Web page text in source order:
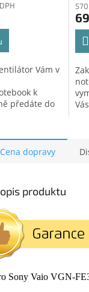
Vám v
k
předáte do
osobně
Cena dopravy
produktu
Sony Vaio VGN-